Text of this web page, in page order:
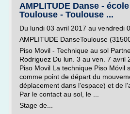
AMPLITUDE Danse -
Toulouse - Toulouse ...
Du lundi 03 avril 2017 au vendredi
AMPLITUDE DanseToulouse
Piso Movil - Technique au sol
Rodriguez Du lun. 3 au ven. 7 avril
Piso Movil La technique Piso Móvil
comme point de départ du
déplacement dans l'espace) et de
Par le contact au sol, le ...
Stage de...